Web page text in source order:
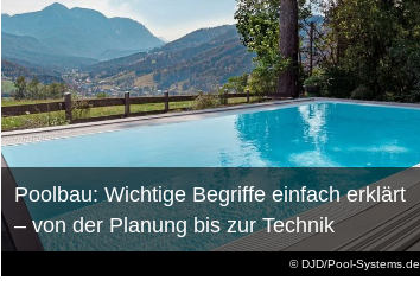
© DJD/Pool-Systems.de
Poolbau: Wichtige Begriffe einfach erklärt
– von der Planung bis zur Technik